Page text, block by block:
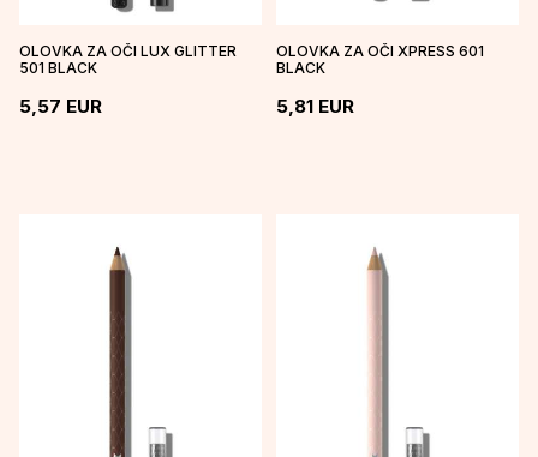
OLOVKA ZA OČI LUX GLITTER
501 BLACK
5,57 EUR
OLOVKA ZA OČI XPRESS 601
BLACK
5,81 EUR